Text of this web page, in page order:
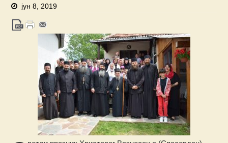
јун 8, 2019